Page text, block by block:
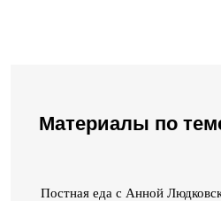
Материалы по
Постная еда с Анной